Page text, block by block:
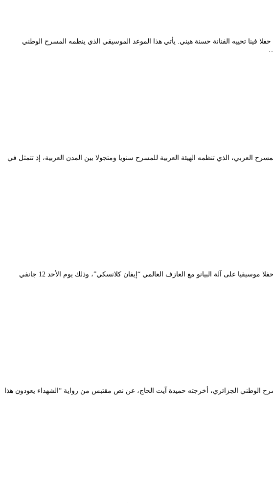
الوطني الجزائري “محي الدين بشطارزي”، أمسية غد الجمعة 17 جانفي 2020، وفي تمام الساعة السادسة مساء (18:00 سا) حفلا فينا تحييه الفنانة حسنة هيني. يأتي هذا الموعد الموسيقي الذي ينظمه المسرح الوطني
الثانية عشر لمهرجان المسرح العربي، الذي تنظمه الهيئة العربية للمسرح سنويا ومتجولا بين المدن العربية، إذ تتمثل في
تنظم سفارة جمهورية التشيك بالجزائر وبالتعاون مع المسرح الوطني الجزائري وتحت رعاية وزارة الثقافة، ببناية “محي الدين بشطارزي”، حفلا موسيقيا على آلة البيانو مع العازف العالمي “إيفان كلانسكي”، وذلك يوم الأحد 12 جانفي
الوطنية للمسرح الأمازيغي، مساء الخميس 26 ديسمبر، وهو أنتجه حديثا المسرح الوطني الجزائري، أخرجته حميدة آيت الحاج، عن نص مقتبس من رواية “الشهداء يعودون هذا